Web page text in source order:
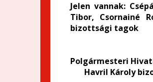
Jelen vannak:
Tibor, Csornainé
bizottsági tagok
Polgármesteri
Havril Károly